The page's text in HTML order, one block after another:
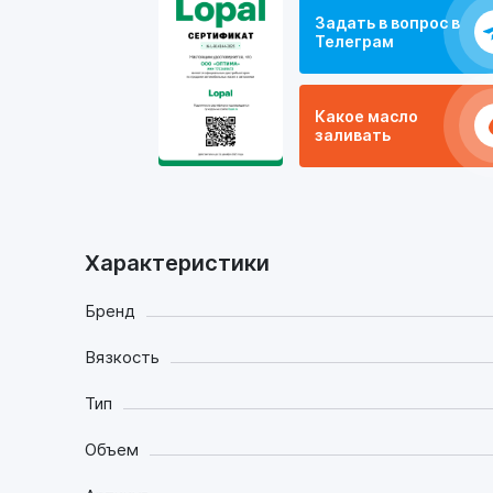
Задать в вопрос в
Телеграм
Какое масло
заливать
Характеристики
Бренд
Вязкость
Тип
Объем